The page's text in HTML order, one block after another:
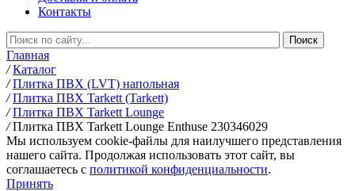
Контакты
Главная
/ Каталог
/ Плитка ПВХ (LVT) напольная
/ Плитка ПВХ Tarkett (Tarkett)
/ Плитка ПВХ Tarkett Lounge
/ Плитка ПВХ Tarkett Lounge Enthuse 230346029
Мы используем cookie-файлы для наилучшего представления
нашего сайта. Продолжая использовать этот сайт, вы
соглашаетесь c политикой конфиденциальности.
Принять